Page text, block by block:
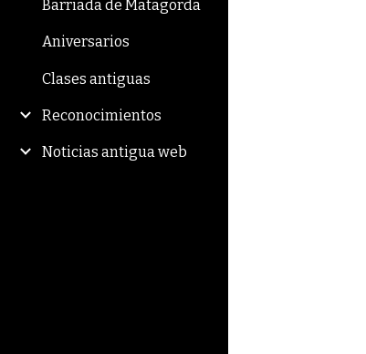
Barriada de Matagorda
Aniversarios
Clases antiguas
Reconocimientos
Noticias antigua web